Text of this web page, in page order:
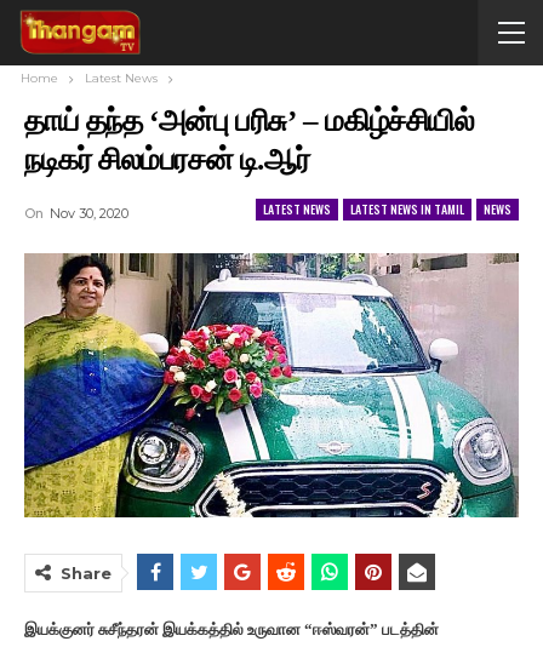
Home Latest News
தாய் தந்த ‘அன்பு பரிசு’ – மகிழ்ச்சியில்
நடிகர் சிலம்பரசன் டி.ஆர்
LATEST NEWS LATEST NEWS IN TAMIL NEWS
On Nov 30, 2020
Share
இயக்குனர் சுசீந்தரன் இயக்கத்தில் உருவான “ஈஸ்வரன்” படத்தின்